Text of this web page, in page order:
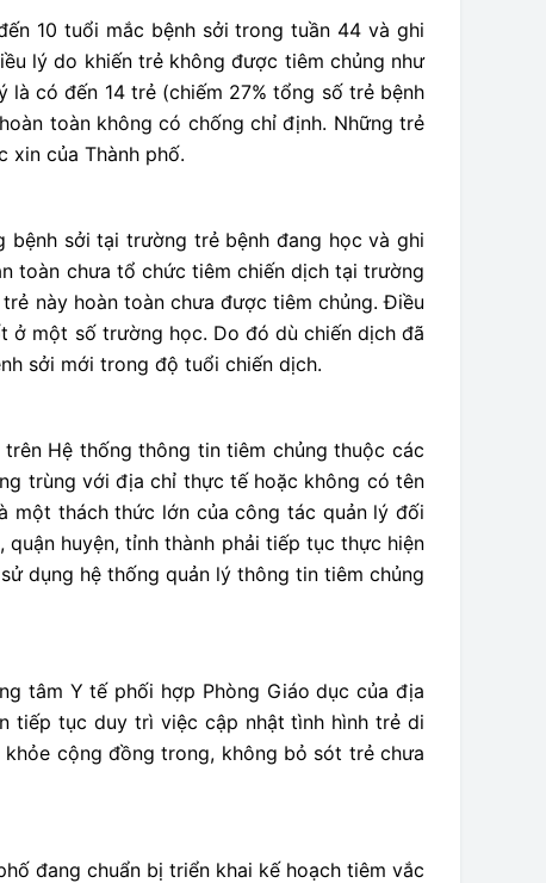
10 tuổi mắc bệnh sởi trong tuần 44 và ghi
lý do khiến trẻ không được tiêm chủng như
có đến 14 trẻ (chiếm 27% tổng số trẻ bệnh
toàn không có chống chỉ định. Những trẻ
xin của Thành phố.
sởi tại trường trẻ bệnh đang học và ghi
toàn chưa tổ chức tiêm chiến dịch tại trường
này hoàn toàn chưa được tiêm chủng. Điều
ở một số trường học. Do đó dù chiến dịch đã
sởi mới trong độ tuổi chiến dịch.
Hệ thống thông tin tiêm chủng thuộc các
trùng với địa chỉ thực tế hoặc không có tên
một thách thức lớn của công tác quản lý đối
huyện, tỉnh thành phải tiếp tục thực hiện
dụng hệ thống quản lý thông tin tiêm chủng
tâm Y tế phối hợp Phòng Giáo dục của địa
tiếp tục duy trì việc cập nhật tình hình trẻ di
cộng đồng trong, không bỏ sót trẻ chưa
đang chuẩn bị triển khai kế hoạch tiêm vắc